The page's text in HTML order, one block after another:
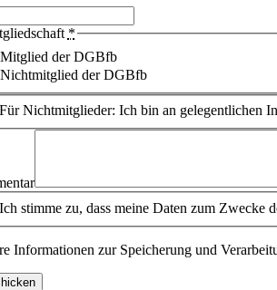
*
Mitglied der DGBfb
Nichtmitglied der DGBfb
Nichtmitglieder: Ich bin an gelegentlichen
stimme zu, dass meine Daten zum Zwecke
Informationen zur Speicherung und